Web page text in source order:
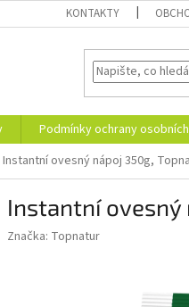
KONTAKTY
Podmínky ochrany
Instantní ovesný nápoj 350g,
Instantní ovesný
Značka: Topnatur